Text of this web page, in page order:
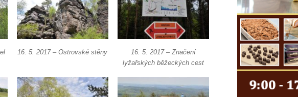
16. 5. 2017 – Ostrovské stěny
16. 5. 2017 – Značení
lyžařských běžeckých cest